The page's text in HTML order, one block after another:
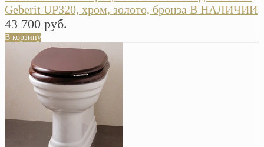
Geberit UP320, хром, золото, бронза В НАЛИЧИИ
43 700 руб.
В корзину